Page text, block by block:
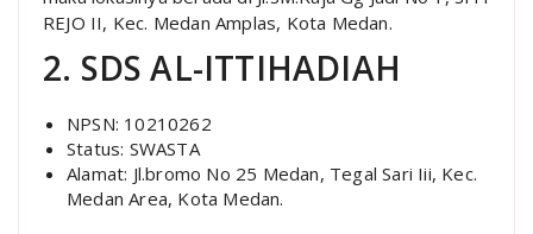
REJO II, Kec. Medan Amplas, Kota Medan.
2. SDS AL-ITTIHADIAH
NPSN: 10210262
Status: SWASTA
Alamat: Jl.bromo No 25 Medan, Tegal Sari Iii, Kec.
Medan Area, Kota Medan.